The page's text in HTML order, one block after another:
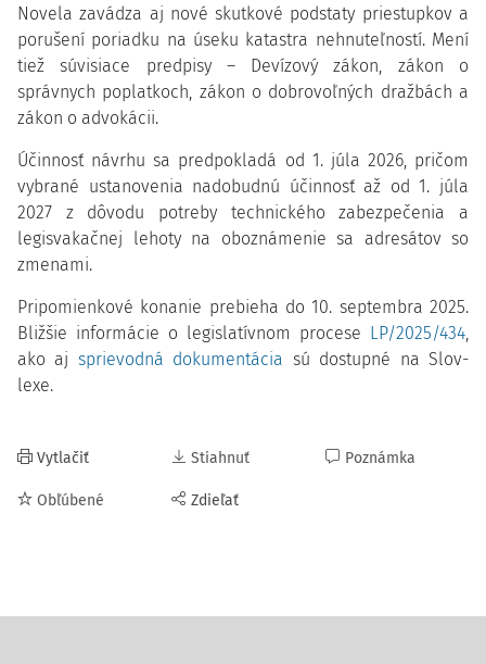
Novela zavádza aj nové skutkové podstaty priestupkov a
porušení poriadku na úseku katastra nehnuteľností. Mení
tiež súvisiace predpisy – Devízový zákon, zákon o
správnych poplatkoch, zákon o dobrovoľných dražbách a
zákon o advokácii.
Účinnosť návrhu sa predpokladá od 1. júla 2026, pričom
vybrané ustanovenia nadobudnú účinnosť až od 1. júla
2027 z dôvodu potreby technického zabezpečenia a
legisvakačnej lehoty na oboznámenie sa adresátov so
zmenami.
Pripomienkové konanie prebieha do 10. septembra 2025.
Bližšie informácie o legislatívnom procese LP/2025/434,
ako aj sprievodná dokumentácia sú dostupné na Slov-
lexe.
Vytlačiť
Obľúbené
Stiahnuť
Zdieľať
Poznámka